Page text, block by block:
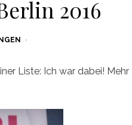
2016
Liste: Ich war dabei! Mehr